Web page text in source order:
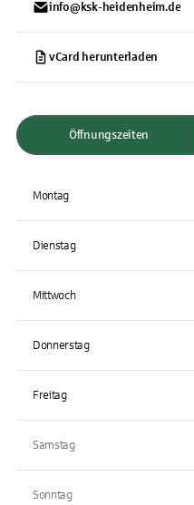
info@ksk-heidenheim.de
vCard herunterladen
Öffnungszeiten
Montag
Dienstag
Mittwoch
Donnerstag
Freitag
Samstag
Sonntag